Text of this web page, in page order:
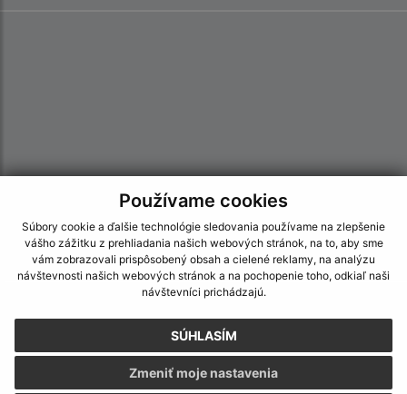
Používame cookies
Súbory cookie a ďalšie technológie sledovania používame na zlepšenie
vášho zážitku z prehliadania našich webových stránok, na to, aby sme
vám zobrazovali prispôsobený obsah a cielené reklamy, na analýzu
návštevnosti našich webových stránok a na pochopenie toho, odkiaľ naši
návštevníci prichádzajú.
SÚHLASÍM
Zmeniť moje nastavenia
Vyhlásenie o prístupnosti
Autorské práva
Ochrana osobných údajov